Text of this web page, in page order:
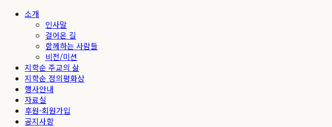
소개
인사말
걸어온 길
함께하는 사람들
비전/미션
지학순 주교의 삶
지학순 정의평화상
행사안내
자료실
후원-회원가입
공지사항